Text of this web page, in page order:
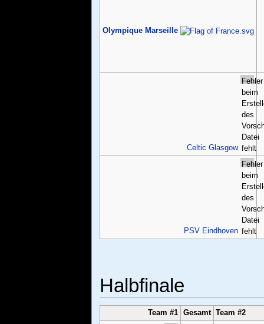
Olympique Marseille
Celtic Glasgow
Fehler
beim
des
Datei
fehlt
PSV Eindhoven
Fehler
beim
des
Datei
fehlt
Halbfinale
Team #1 Gesamt Team #2